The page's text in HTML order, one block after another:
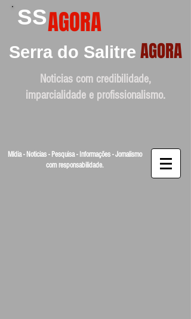
SSAGORA
Serra do Salitre AGORA
Noticias com credibilidade,
imparcialidade e profissionalismo.
Mídia - Noticias - Pesquisa - Informações - Jornalismo
com responsabilidade.